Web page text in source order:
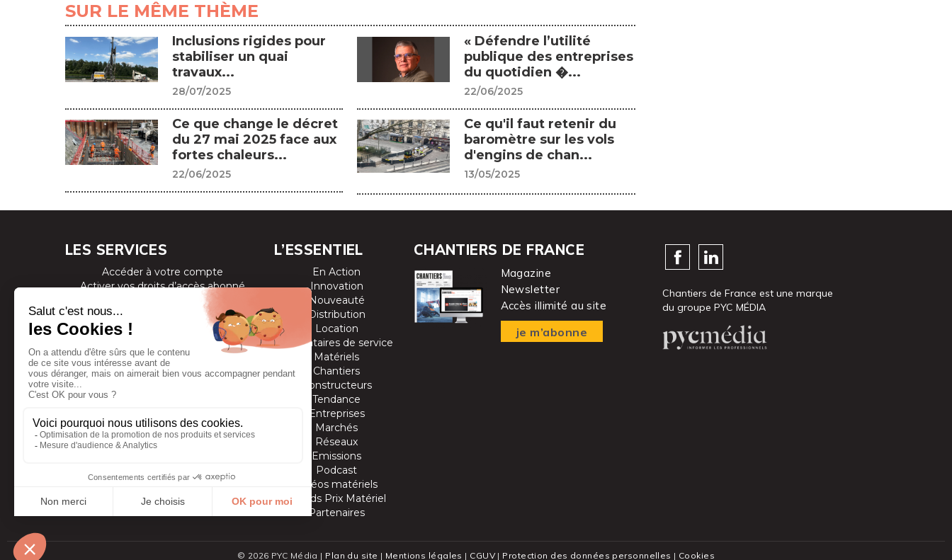
SUR LE MÊME THÈME
Inclusions rigides pour
stabiliser un quai
travaux...
28/07/2025
« Défendre l’utilité
publique des entreprises
du quotidien �...
22/06/2025
Ce que change le décret
du 27 mai 2025 face aux
fortes chaleurs...
22/06/2025
Ce qu'il faut retenir du
baromètre sur les vols
d'engins de chan...
13/05/2025
LES SERVICES
Accéder à votre compte
Activer vos droits d’accès abonné
Consulter les magazines
S’inscrire aux newsletters
Devenir annonceur
Se connecter à l’extranet annonceur
Nous contacter
L’ESSENTIEL
En Action
Innovation
Nouveauté
Distribution
Location
Prestataires de service
Matériels
Chantiers
Constructeurs
Tendance
Entreprises
Marchés
Réseaux
Emissions
Podcast
Vidéos matériels
Grands Prix Matériel
Partenaires
CHANTIERS DE FRANCE
Magazine
Newsletter
Accès illimité au site
je m’abonne
Chantiers de France est une marque
du groupe PYC MÉDIA
© 2026 PYC Média | Plan du site | Mentions légales | CGUV| Protection des données personnelles | Cookies